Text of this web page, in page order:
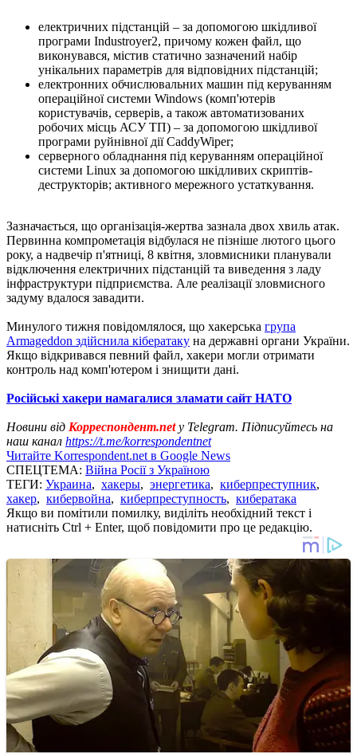
електричних підстанцій – за допомогою шкідливої ​​
програми Industroyer2, причому кожен файл, що
виконувався, містив статично зазначений набір
унікальних параметрів для відповідних підстанцій;
електронних обчислювальних машин під керуванням
операційної системи Windows (комп'ютерів
користувачів, серверів, а також автоматизованих
робочих місць АСУ ТП) – за допомогою шкідливої ​​
програми руйнівної дії CaddyWiper;
серверного обладнання під керуванням операційної
системи Linux за допомогою шкідливих скриптів-
деструкторів; активного мережного устаткування.
Зазначається, що організація-жертва зазнала двох хвиль атак.
Первинна компрометація відбулася не пізніше лютого цього
року, а надвечір п'ятниці, 8 квітня, зловмисники планували
відключення електричних підстанцій та виведення з ладу
інфраструктури підприємства. Але реалізації зловмисного
задуму вдалося завадити.
Минулого тижня повідомлялося, що хакерська група
Armageddon здійснила кібератаку на державні органи України.
Якщо відкривався певний файл, хакери могли отримати
контроль над комп'ютером і знищити дані.
Російські хакери намагалися зламати сайт НАТО
Новини від Корреспондент.netу Telegram. Підписуйтесь на
наш канал https://t.me/korrespondentnet
Читайте Korrespondent.net в Google News
СПЕЦТЕМА: Війна Росії з Україною
ТЕГИ: Украина, хакеры, энергетика, киберпреступник,
хакер, кибервойна, киберпреступность, кибератака
Якщо ви помітили помилку, виділіть необхідний текст і
натисніть Ctrl + Enter, щоб повідомити про це редакцію.